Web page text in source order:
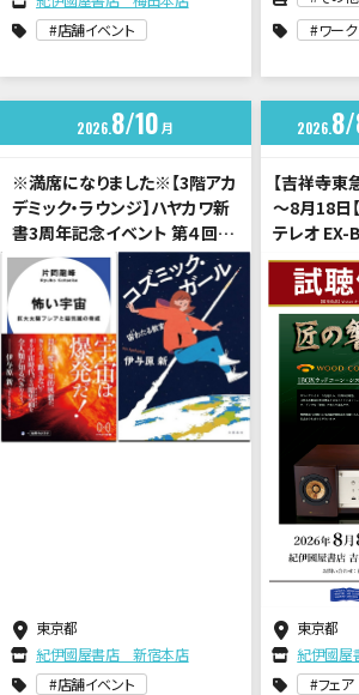
店舗イベント
ワーク
2026 8 10 月
※満席になりました※【3階アカ
デミック・ラウンジ】ハヤカワ新
書3周年記念イベント 第４回
「宇宙は希望か、暗黒か？」片岡
龍峰 × 伊与原新
東京都
紀伊國屋書店 新宿本店
店舗イベント
2026 8
【吉祥寺東
～8月18日
テレオ
東京都
紀伊國
フェア